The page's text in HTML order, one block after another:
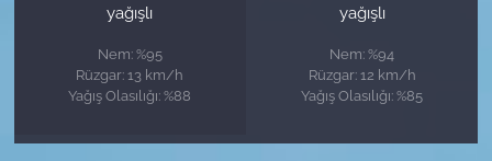
yağışlı
Nem: %95
Rüzgar: 13 km/h
Yağış Olasılığı: %88
yağışlı
Nem: %94
Rüzgar: 12 km/h
Yağış Olasılığı: %85